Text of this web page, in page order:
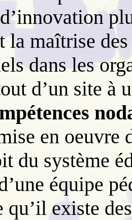
la maîtrise
dans les
d’un site à
en oeuvre
du système
équipe
qu’il existe